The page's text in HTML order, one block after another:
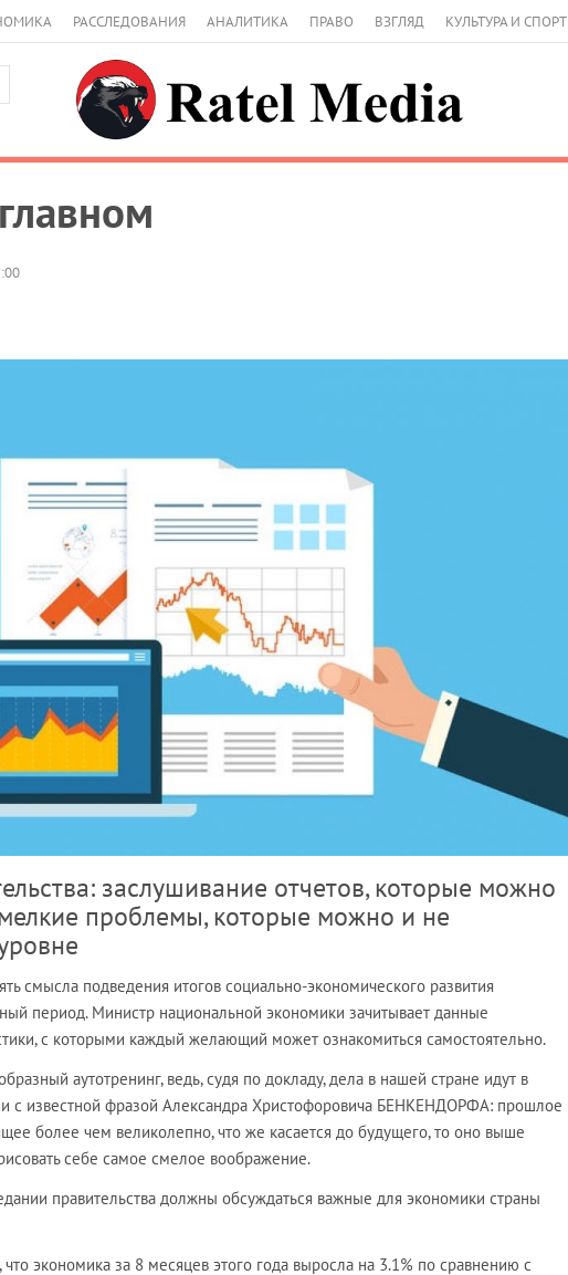
РАССЛЕДОВАНИЯ АНАЛИТИКА ПРАВО ВЗГЛЯД КУЛЬТУРА И СПОРТ
заслушивание отчетов, которые можно
проблемы, которые можно и не
смысла подведения итогов социально-экономического развития
период. Министр национальной экономики зачитывает данные
с которыми каждый желающий может ознакомиться самостоятельно.
аутотренинг, ведь, судя по докладу, дела в нашей стране идут в
с известной фразой Александра Христофоровича БЕНКЕНДОРФА: прошлое
более чем великолепно, что же касается до будущего, то оно выше
себе самое смелое воображение.
правительства должны обсуждаться важные для экономики страны
экономика за 8 месяцев этого года выросла на 3.1% по сравнению с